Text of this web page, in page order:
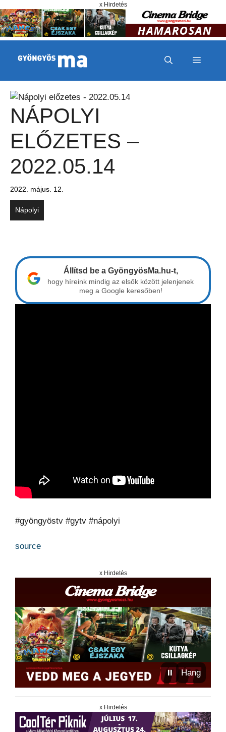
x Hirdetés
MENÜ
NÁPOLYI
ELŐZETES –
2022.05.14
2022. május. 12.
Nápolyi
Állítsd be a GyöngyösMa.hu-t,
hogy híreink mindig az elsők között jelenjenek
meg a Google keresőben!
#gyöngyöstv #gytv #nápolyi
source
x Hirdetés
⏸ Hang
x Hirdetés